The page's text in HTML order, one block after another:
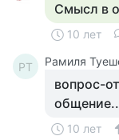
Смысл в
10 лет
РТ Рамиля
вопрос-
10 лет